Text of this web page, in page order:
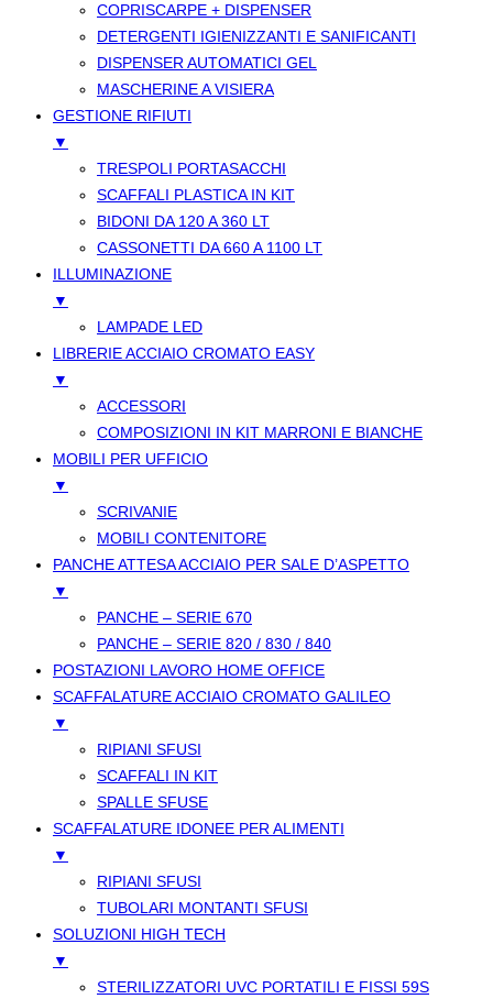
COPRISCARPE + DISPENSER
DETERGENTI IGIENIZZANTI E SANIFICANTI
DISPENSER AUTOMATICI GEL
MASCHERINE A VISIERA
GESTIONE RIFIUTI
▼
TRESPOLI PORTASACCHI
SCAFFALI PLASTICA IN KIT
BIDONI DA 120 A 360 LT
CASSONETTI DA 660 A 1100 LT
ILLUMINAZIONE
▼
LAMPADE LED
LIBRERIE ACCIAIO CROMATO EASY
▼
ACCESSORI
COMPOSIZIONI IN KIT MARRONI E BIANCHE
MOBILI PER UFFICIO
▼
SCRIVANIE
MOBILI CONTENITORE
PANCHE ATTESA ACCIAIO PER SALE D’ASPETTO
▼
PANCHE – SERIE 670
PANCHE – SERIE 820 / 830 / 840
POSTAZIONI LAVORO HOME OFFICE
SCAFFALATURE ACCIAIO CROMATO GALILEO
▼
RIPIANI SFUSI
SCAFFALI IN KIT
SPALLE SFUSE
SCAFFALATURE IDONEE PER ALIMENTI
▼
RIPIANI SFUSI
TUBOLARI MONTANTI SFUSI
SOLUZIONI HIGH TECH
▼
STERILIZZATORI UVC PORTATILI E FISSI 59S